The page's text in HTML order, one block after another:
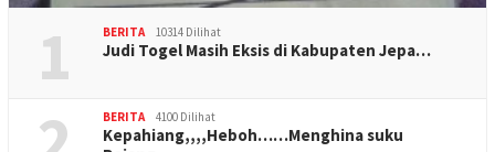
1 BERITA 10314 Dilihat
Judi Togel Masih Eksis di Kabupaten Jepa…
BERITA 4100 Dilihat
Kepahiang,,,,Heboh……Menghina suku